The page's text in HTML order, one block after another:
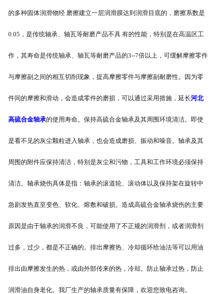
的多种固体润滑物经 磨擦建立一层润滑膜达到润滑目底的，磨擦系数是
0.05，是传统轴承、轴瓦等耐磨产品不具 有的性能，特别是在高温区工
作，其寿命是传统轴承、轴瓦等耐磨产品的3--7倍以上，可缓解摩擦零件
与摩擦副之间的相互切削现象，提高摩擦零件与摩擦副耐磨性。因为零
件间的摩擦和滑动，会造成零件的磨损，可以通过采用措施，延长河北
高硫合金轴承的使用寿命。保持高硫合金轴承及其周围环境清洁。即使
是看不见的灰尘颗粒进入轴承，也会造成磨损、振动和噪音。轴承及其
周围的附件应保持清洁，特别是灰尘和污物，工具和工作环境必须保持
清洁。轴承烧伤具体是指：轴承的滚道轮、滚动体以及保持架在旋转中
急剧发热直至变色、软化、熔敷和破损。造成高硫合金轴承烧伤的主要
原因是由于轴承的润滑不良，可能使用了不正规的润滑剂，或者润滑剂
过多，过少，都是不正确的。排出摩擦热、冷却循环给油法等可以用油
排出由摩擦发生的热，或由外部传来的热，冷却。防止轴承过热，防止
润滑油自身老化。我厂生产的轴承质量有保障，欢迎您致电咨询。